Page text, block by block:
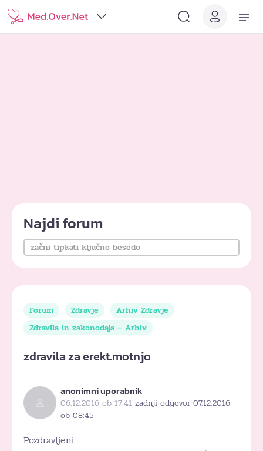
Najdi forum
Forum Zdravje
Arhiv Zdravje
Zdravila in zakonodaja – Arhiv
zdravila za erekt.motnjo
anonimni uporabnik
06.12.2016 ob 17:41 zadnji odgovor 07.12.2016
ob 08:45
Pozdravljeni.